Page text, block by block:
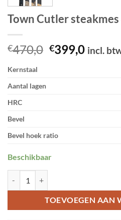
Town Cutler
€470,0 €399,0 incl.
Kernstaal
Aantal lagen
HRC
Bevel
Bevel hoek ratio
Beschikbaar
TOEVOEGEN AAN